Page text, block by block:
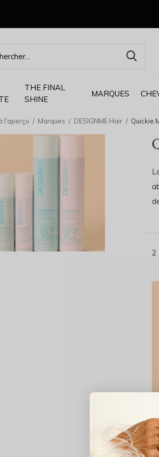
THE FINAL
SHINE
MARQUES
l'aperçu Marques DESIGNME Hair
2